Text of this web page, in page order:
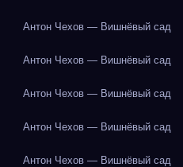
Антон Чехов — Вишнёвый сад
Антон Чехов — Вишнёвый сад
Антон Чехов — Вишнёвый сад
Антон Чехов — Вишнёвый сад
Антон Чехов — Вишнёвый сад